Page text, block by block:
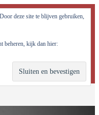
krachten in jezelf
deze site te blijven gebruiken,
beheren, kijk dan hier: